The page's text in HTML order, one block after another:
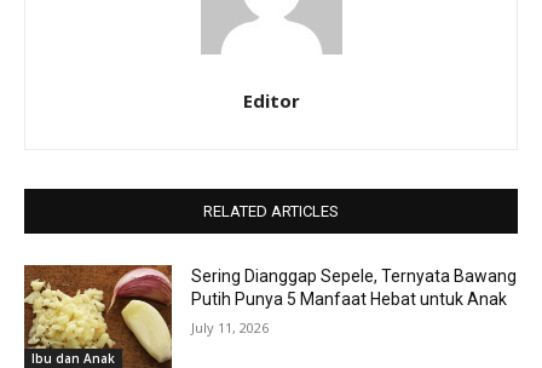
Editor
RELATED ARTICLES
Ibu dan Anak
Sering Dianggap Sepele, Ternyata Bawang
Putih Punya 5 Manfaat Hebat untuk Anak
July 11, 2026